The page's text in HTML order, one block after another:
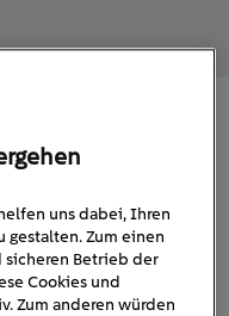
uns dabei, Ihren
gestalten. Zum einen
sicheren Betrieb der
Cookies und
Zum anderen würden